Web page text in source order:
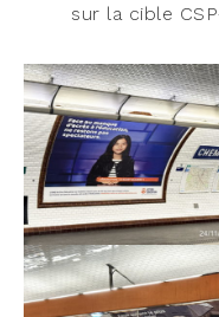
sur la cible